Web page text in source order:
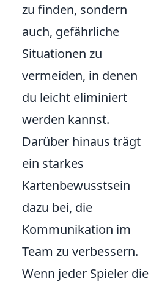
zu finden, sondern
auch, gefährliche
Situationen zu
vermeiden, in denen
du leicht eliminiert
werden kannst.
Darüber hinaus trägt
ein starkes
Kartenbewusstsein
dazu bei, die
Kommunikation im
Team zu verbessern.
Wenn jeder Spieler die